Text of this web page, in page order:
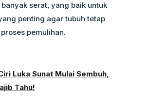
serat, yang baik untuk
penting agar tubuh tetap
pemulihan.
Luka Sunat Mulai Sembuh,
Tahu!